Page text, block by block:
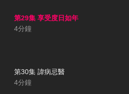
第29集 享受度日如年
4分鐘
第30集 諱病忌醫
4分鐘